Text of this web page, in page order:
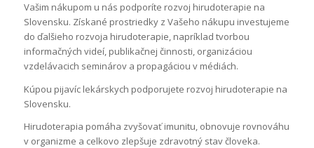
Vašim nákupom u nás podporíte rozvoj hirudoterapie na
Slovensku. Získané prostriedky z Vašeho nákupu investujeme
do ďalšieho rozvoja hirudoterapie, napríklad tvorbou
informačných videí, publikačnej činnosti, organizáciou
vzdelávacich seminárov a propagáciou v médiách.
Kúpou pijavíc lekárskych podporujete rozvoj hirudoterapie na
Slovensku.
Hirudoterapia pomáha zvyšovať imunitu, obnovuje rovnováhu
v organizme a celkovo zlepšuje zdravotný stav človeka.